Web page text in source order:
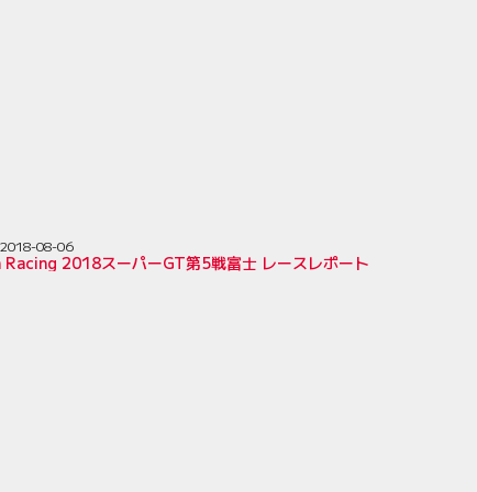
2018スーパーGT第5戦富士 レースレポート
2018-08-06